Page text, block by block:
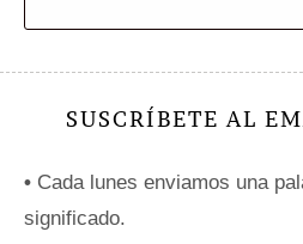
SUSCRÍBETE AL
• Cada lunes enviamos una
significado.